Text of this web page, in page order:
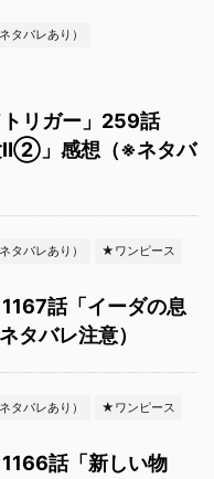
タバレあり）
リガー」259話
Ⅱ②」感想（※ネタバ
タバレあり） ★ワンピース
1167話「イーダの息
タバレ注意）
タバレあり） ★ワンピース
1166話「新しい物